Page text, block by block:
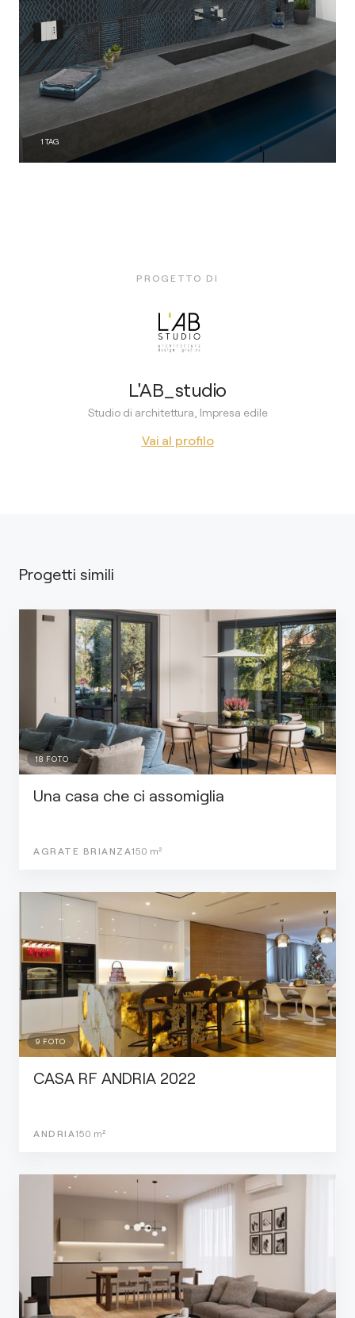
1TAG
PROGETTO DI
L'AB_studio
Studio di architettura, Impresa edile
Vai al profilo
Progetti simili
18 FOTO
Una casa che ci assomiglia
AGRATE BRIANZA150 m²
9 FOTO
CASA RF ANDRIA 2022
ANDRIA150 m²